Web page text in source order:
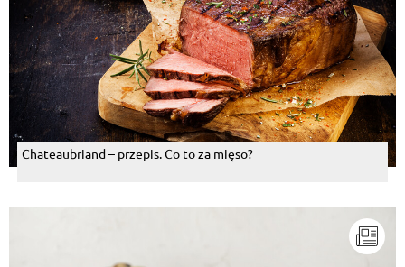
Chateaubriand – przepis. Co to za mięso?